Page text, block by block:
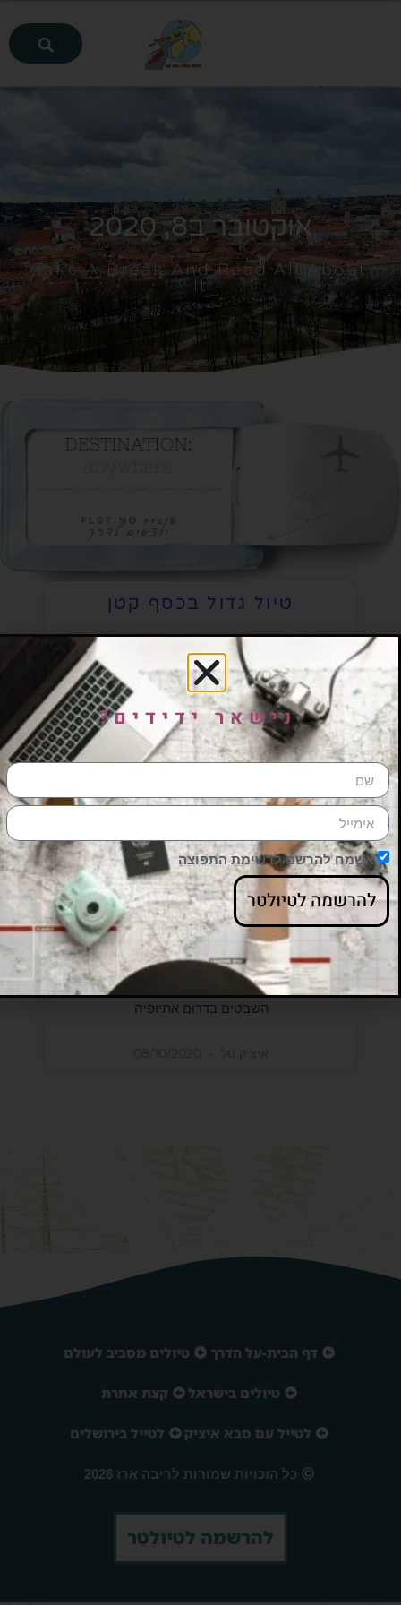
אוקטובר ב8, 2020
Take A Break And Read All About
It
טיול גדול בכסף קטן
ריבה ארז 08/10/2020
אתיופיה טיול
טיול לאתיופיה- מסע
במנהרת הזמן
טיול לאתיופיה: אדיס אבבה, גונדר,
הנילוס הכחול ומקורות הנילוס, הרי
הסימיאן, לליבלה, אקסום וביקור אצל
השבטים בדרום אתיופיה.
דף הבית-על הדרך טיולים מסביב לעולם
טיולים בישראל קצת אחרת
לטייל עם סבא איציק לטייל בירושלים
כל הזכויות שמורות לריבה ארז 2026
להרשמה לטִיּוּלֶטֵר
נישאר ידידים?
אשמח להרשם לרשימת התפוצה
להרשמה לטיולטר